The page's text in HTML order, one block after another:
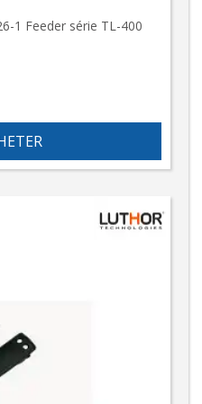
1 Feeder série TL-400